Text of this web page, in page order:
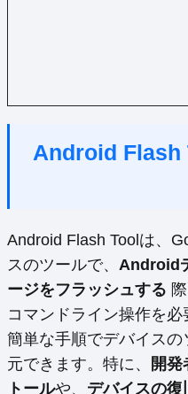
Android Flash
Android Flash Toolは、
スのツールで、 Android
ージをフラッシュする
コマンドライン操作を
簡単な手順でデバイス
元できます。特に、
開
トールや、 デバイスの復